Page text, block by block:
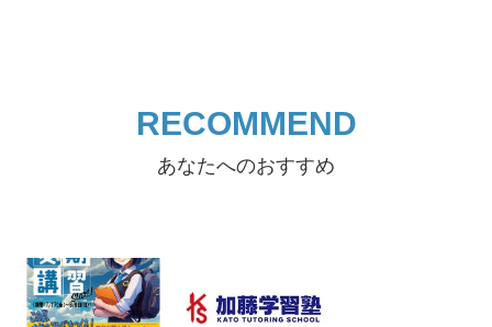
RECOMMEND
あなたへのおすすめ